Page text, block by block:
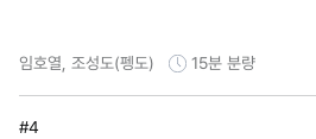
임호열, 조성도(펭도) 15분 분량
#4